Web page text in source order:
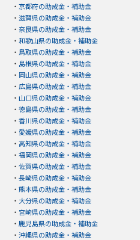
・ 京都府の助成金・補助金
・ 滋賀県の助成金・補助金
・ 奈良県の助成金・補助金
・ 和歌山県の助成金・補助金
・ 鳥取県の助成金・補助金
・ 島根県の助成金・補助金
・ 岡山県の助成金・補助金
・ 広島県の助成金・補助金
・ 山口県の助成金・補助金
・ 徳島県の助成金・補助金
・ 香川県の助成金・補助金
・ 愛媛県の助成金・補助金
・ 高知県の助成金・補助金
・ 福岡県の助成金・補助金
・ 佐賀県の助成金・補助金
・ 長崎県の助成金・補助金
・ 熊本県の助成金・補助金
・ 大分県の助成金・補助金
・ 宮崎県の助成金・補助金
・ 鹿児島県の助成金・補助金
・ 沖縄県の助成金・補助金